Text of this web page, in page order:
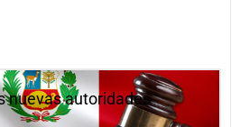
nuevas autoridades